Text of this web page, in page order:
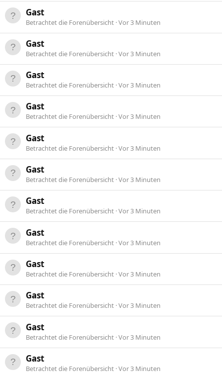
Gast
Betrachtet die Forenübersicht Vor 3 Minuten
Gast
Betrachtet die Forenübersicht Vor 3 Minuten
Gast
Betrachtet die Forenübersicht Vor 3 Minuten
Gast
Betrachtet die Forenübersicht Vor 3 Minuten
Gast
Betrachtet die Forenübersicht Vor 3 Minuten
Gast
Betrachtet die Forenübersicht Vor 3 Minuten
Gast
Betrachtet die Forenübersicht Vor 3 Minuten
Gast
Betrachtet die Forenübersicht Vor 3 Minuten
Gast
Betrachtet die Forenübersicht Vor 3 Minuten
Gast
Betrachtet die Forenübersicht Vor 3 Minuten
Gast
Betrachtet die Forenübersicht Vor 3 Minuten
Gast
Betrachtet die Forenübersicht Vor 3 Minuten